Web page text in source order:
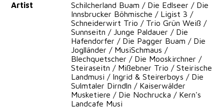
Artist
Schilcherland Buam / Die Edlseer / Die
Innsbrucker Böhmische / Ligist 3 /
Schneiderwirt Trio / Trio Grün Weiß /
Sunnseitn / Junge Paldauer / Die
Hafendorfer / Die Pagger Buam / Die
Joglländer / MusiSchmaus /
Blechquetscher / Die Mooskirchner /
Steiraseitn / Mißebner Trio / Steirische
Landmusi / Ingrid & Steirerboys / Die
Sulmtaler Dirndln / Kaiserwälder
Musketiere / Die Nochrucka / Kern's
Landcafe Musi